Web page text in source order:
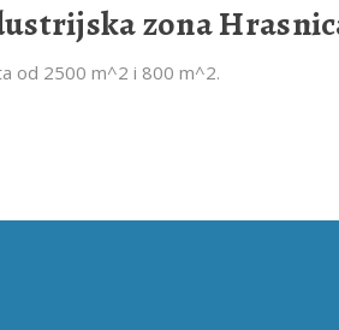
zona
od 2500 m^2 i 800 m^2.